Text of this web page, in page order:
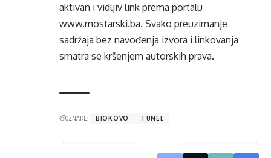
aktivan i vidljiv link prema portalu
www.mostarski.ba. Svako preuzimanje
sadržaja bez navođenja izvora i linkovanja
smatra se kršenjem autorskih prava.
OZNAKE: BIOKOVO TUNEL